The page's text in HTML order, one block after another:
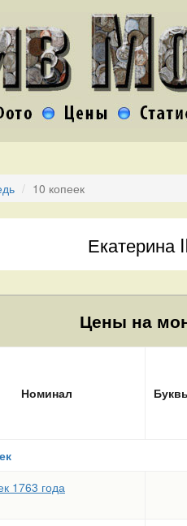
10 копеек
Екатерина
Цены на
Номинал
1763 года